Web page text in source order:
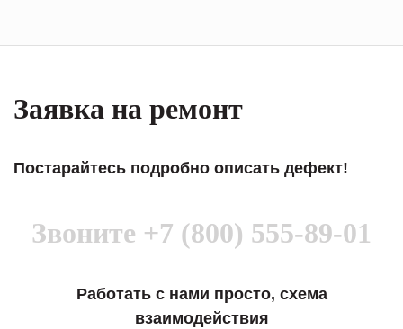
Заявка на ремонт
Постарайтесь подробно описать дефект!
Звоните +7 (800) 555-89-01
Работать с нами просто, схема
взаимодействия